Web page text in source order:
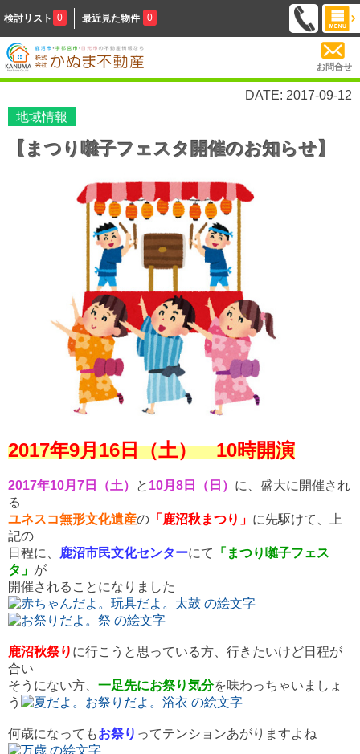
検討リスト 0 最近見た物件 0
お問合せ
DATE: 2017-09-12
地域情報
【まつり囃子フェスタ開催のお知らせ】
2017年9月16日（土） 10時開演
2017年10月7日（土） と 10月8日（日） に、盛大に開催され
る
ユネスコ無形文化遺産の 「鹿沼秋まつり」 に先駆けて、上
記の
日程に、
鹿沼市民文化センターにて
「まつり囃子フェス
タ」 が
開催されることになりました
鹿沼秋祭り に行こうと思っている方、行きたいけど日程が
合い
そうにない方、 一足先にお祭り気分を味わっちゃいましょ
う
何歳になってもお祭り ってテンションあがりますよね